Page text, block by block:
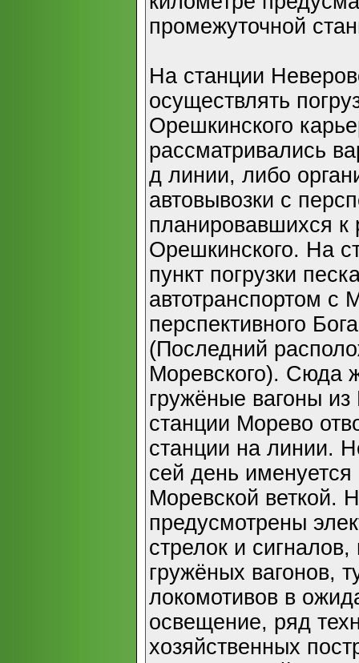
промежуточной
На станции
осуществлять
Орешкинского
рассматривались
д линии, либо
автовывозки с
планировавшихся к
Орешкинского. На
пункт погрузки
автотранспортом с
перспективного
(Последний
Моревского). Сюда
гружёные вагоны
станции Морево
станции на линии.
сей день
Моревской веткой.
предусмотрены
стрелок и
гружёных вагонов,
локомотивов в
освещение, ряд
хозяйственных